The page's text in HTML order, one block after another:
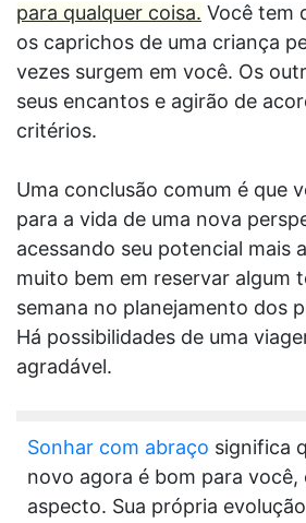
para qualquer coisa. Você tem
os caprichos de uma criança
vezes surgem em você. Os
seus encantos e agirão de
critérios.
Uma conclusão comum é que
para a vida de uma nova
acessando seu potencial mais
muito bem em reservar algum
semana no planejamento dos
Há possibilidades de uma
agradável.
Sonhar com abraço significa
novo agora é bom para você,
aspecto. Sua própria